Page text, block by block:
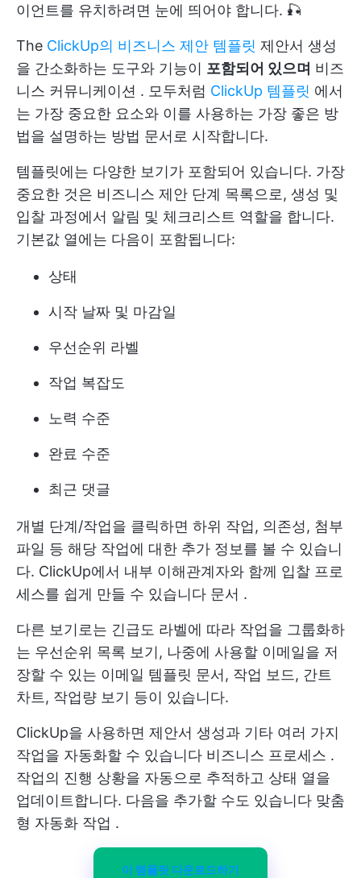
이언트를 유치하려면 눈에 띄어야 합니다. 🎣
The ClickUp의 비즈니스 제안 템플릿 제안서 생성
을 간소화하는 도구와 기능이 포함되어 있으며 비즈
니스 커뮤니케이션 . 모두처럼 ClickUp 템플릿 에서
는 가장 중요한 요소와 이를 사용하는 가장 좋은 방
법을 설명하는 방법 문서로 시작합니다.
템플릿에는 다양한 보기가 포함되어 있습니다. 가장
중요한 것은 비즈니스 제안 단계 목록으로, 생성 및
입찰 과정에서 알림 및 체크리스트 역할을 합니다.
기본값 열에는 다음이 포함됩니다:
상태
시작 날짜 및 마감일
우선순위 라벨
작업 복잡도
노력 수준
완료 수준
최근 댓글
개별 단계/작업을 클릭하면 하위 작업, 의존성, 첨부
파일 등 해당 작업에 대한 추가 정보를 볼 수 있습니
다. ClickUp에서 내부 이해관계자와 함께 입찰 프로
세스를 쉽게 만들 수 있습니다 문서 .
다른 보기로는 긴급도 라벨에 따라 작업을 그룹화하
는 우선순위 목록 보기, 나중에 사용할 이메일을 저
장할 수 있는 이메일 템플릿 문서, 작업 보드, 간트
차트, 작업량 보기 등이 있습니다.
ClickUp을 사용하면 제안서 생성과 기타 여러 가지
작업을 자동화할 수 있습니다 비즈니스 프로세스 .
작업의 진행 상황을 자동으로 추적하고 상태 열을
업데이트합니다. 다음을 추가할 수도 있습니다 맞춤
형 자동화 작업 .
이 템플릿 다운로드하기